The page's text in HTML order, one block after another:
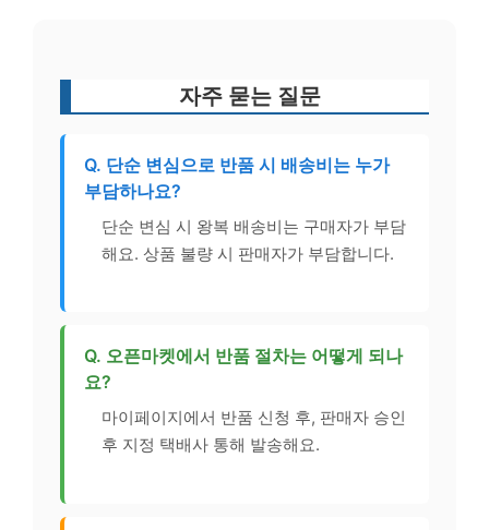
자주 묻는 질문
Q. 단순 변심으로 반품 시 배송비는 누가
부담하나요?
단순 변심 시 왕복 배송비는 구매자가 부담
해요. 상품 불량 시 판매자가 부담합니다.
Q. 오픈마켓에서 반품 절차는 어떻게 되나
요?
마이페이지에서 반품 신청 후, 판매자 승인
후 지정 택배사 통해 발송해요.